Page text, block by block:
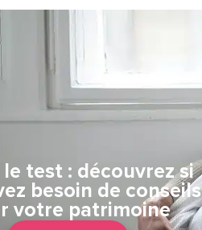
le test : découvrez si
besoin de conseils
votre patrimoine